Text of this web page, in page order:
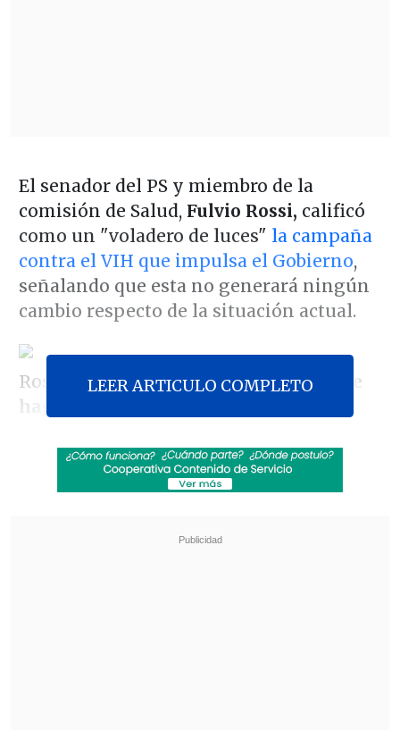
El senador del PS y miembro de la
comisión de Salud,Fulvio Rossi, calificó
como un "voladero de luces" la campaña
contra el VIH que impulsa el Gobierno,
señalando que esta no generará ningún
cambio respecto de la situación actual.
Rossi indicó que"el desafío es que se le
haga en los consultorios, donde va la
de riesgo, independiente si están
embarazadas o no, porque esos son los
muchas veces asintomáticos y
LEER ARTICULO COMPLETO